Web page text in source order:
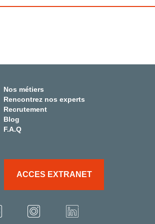
Nos métiers
Rencontrez nos experts
Recrutement
Blog
F.A.Q
ACCES EXTRANET